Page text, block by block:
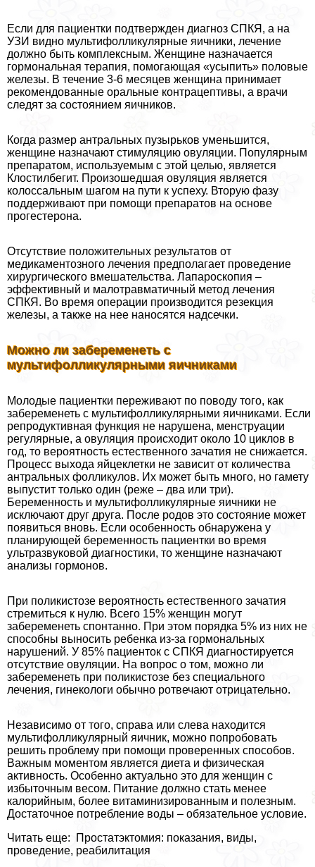
Если для пациентки подтвержден диагноз СПКЯ, а на
УЗИ видно мультифолликулярные яичники, лечение
должно быть комплексным. Женщине назначается
гормональная терапия, помогающая «усыпить» половые
железы. В течение 3-6 месяцев женщина принимает
рекомендованные оральные контрацептивы, а врачи
следят за состоянием яичников.
Когда размер антральных пузырьков уменьшится,
женщине назначают стимуляцию овуляции. Популярным
препаратом, используемым с этой целью, является
Клостилбегит. Произошедшая овуляция является
колоссальным шагом на пути к успеху. Вторую фазу
поддерживают при помощи препаратов на основе
прогестерона.
Отсутствие положительных результатов от
медикаментозного лечения предполагает проведение
хирургического вмешательства. Лапароскопия –
эффективный и малотравматичный метод лечения
СПКЯ. Во время операции производится резекция
железы, а также на нее наносятся надсечки.
Можно ли забеременеть с
мультифолликулярными яичниками
Молодые пациентки переживают по поводу того, как
забеременеть с мультифолликулярными яичниками. Если
репродуктивная функция не нарушена, менструации
регулярные, а овуляция происходит около 10 циклов в
год, то вероятность естественного зачатия не снижается.
Процесс выхода яйцеклетки не зависит от количества
антральных фолликулов. Их может быть много, но гамету
выпустит только один (реже – два или три).
Беременность и мультифолликулярные яичники не
исключают друг друга. После родов это состояние может
появиться вновь. Если особенность обнаружена у
планирующей беременность пациентки во время
ультразвуковой диагностики, то женщине назначают
анализы гормонов.
При поликистозе вероятность естественного зачатия
стремиться к нулю. Всего 15% женщин могут
забеременеть спонтанно. При этом порядка 5% из них не
способны выносить ребенка из-за гормональных
нарушений. У 85% пациенток с СПКЯ диагностируется
отсутствие овуляции. На вопрос о том, можно ли
забеременеть при поликистозе без специального
лечения, гинекологи обычно ротвечают отрицательно.
Независимо от того, справа или слева находится
мультифолликулярный яичник, можно попробовать
решить проблему при помощи проверенных способов.
Важным моментом является диета и физическая
активность. Особенно актуально это для женщин с
избыточным весом. Питание должно стать менее
калорийным, более витаминизированным и полезным.
Достаточное потребление воды – обязательное условие.
Читать еще: Простатэктомия: показания, виды,
проведение, реабилитация